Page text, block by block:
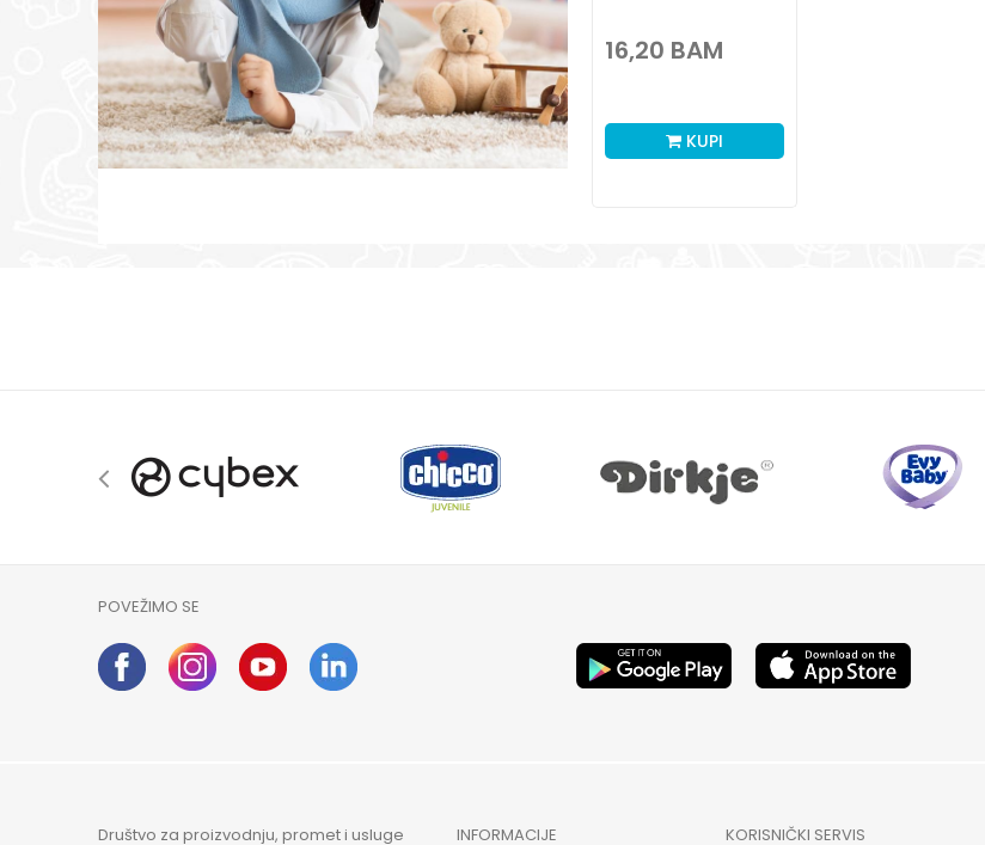
16,20 BAM
KUPI
POVEŽIMO SE
Društvo za proizvodnju, promet i usluge
INFORMACIJE KORISNIČKI SERVIS